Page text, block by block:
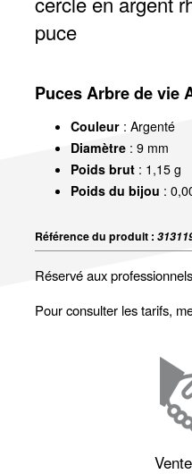
puce
Puces Arbre de vie
Couleur: Argenté
Diamètre: 9 mm
Poids brut: 1,15 g
Poids du bijou :
Référence du produit :
Réservé aux professionnels
Pour consulter les tarifs,